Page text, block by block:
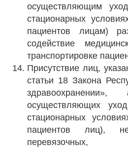
осуществляющим
стационарных
пациентов лицам)
содействие
транспортировке
Присутствие лиц,
статьи 18 Закона
осуществляющих
стационарных
пациентов лиц),
перевязочных,